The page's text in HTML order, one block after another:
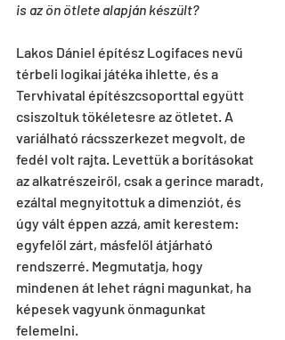
is az ön ötlete alapján készült?
Lakos Dániel építész Logifaces nevű
térbeli logikai játéka ihlette, és a
Tervhivatal építészcsoporttal együtt
csiszoltuk tökéletesre az ötletet. A
variálható rácsszerkezet megvolt, de
fedél volt rajta. Levettük a borításokat
az alkatrészeiről, csak a gerince maradt,
ezáltal megnyitottuk a dimenziót, és
úgy vált éppen azzá, amit kerestem:
egyfelől zárt, másfelől átjárható
rendszerré. Megmutatja, hogy
mindenen át lehet rágni magunkat, ha
képesek vagyunk önmagunkat
felemelni.